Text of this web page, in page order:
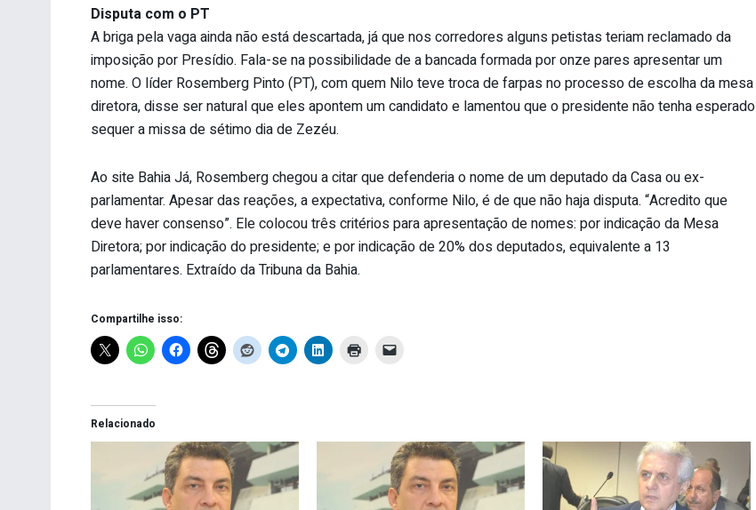
Disputa com o PT
A briga pela vaga ainda não está descartada, já que nos corredores alguns petistas teriam reclamado da
imposição por Presídio. Fala-se na possibilidade de a bancada formada por onze pares apresentar um
nome. O líder Rosemberg Pinto (PT), com quem Nilo teve troca de farpas no processo de escolha da mesa
diretora, disse ser natural que eles apontem um candidato e lamentou que o presidente não tenha esperado
sequer a missa de sétimo dia de Zezéu.
Ao site Bahia Já, Rosemberg chegou a citar que defenderia o nome de um deputado da Casa ou ex-
parlamentar. Apesar das reações, a expectativa, conforme Nilo, é de que não haja disputa. “Acredito que
deve haver consenso”. Ele colocou três critérios para apresentação de nomes: por indicação da Mesa
Diretora; por indicação do presidente; e por indicação de 20% dos deputados, equivalente a 13
parlamentares. Extraído da Tribuna da Bahia.
Compartilhe isso:
Relacionado